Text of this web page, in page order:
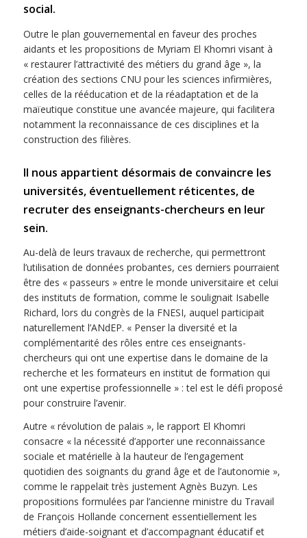
social.
Outre le plan gouvernemental en faveur des proches
aidants et les propositions de Myriam El Khomri visant à
« restaurer l’attractivité des métiers du grand âge », la
création des sections CNU pour les sciences infirmières,
celles de la rééducation et de la réadaptation et de la
maïeutique constitue une avancée majeure, qui facilitera
notamment la reconnaissance de ces disciplines et la
construction des filières.
Il nous appartient désormais de convaincre les
universités, éventuellement réticentes, de
recruter des enseignants-chercheurs en leur
sein.
Au-delà de leurs travaux de recherche, qui permettront
l’utilisation de données probantes, ces derniers pourraient
être des « passeurs » entre le monde universitaire et celui
des instituts de formation, comme le soulignait Isabelle
Richard, lors du congrès de la FNESI, auquel participait
naturellement l’ANdEP. « Penser la diversité et la
complémentarité des rôles entre ces enseignants-
chercheurs qui ont une expertise dans le domaine de la
recherche et les formateurs en institut de formation qui
ont une expertise professionnelle » : tel est le défi proposé
pour construire l’avenir.
Autre « révolution de palais », le rapport El Khomri
consacre « la nécessité d’apporter une reconnaissance
sociale et matérielle à la hauteur de l’engagement
quotidien des soignants du grand âge et de l’autonomie »,
comme le rappelait très justement Agnès Buzyn. Les
propositions formulées par l’ancienne ministre du Travail
de François Hollande concernent essentiellement les
métiers d’aide-soignant et d’accompagnant éducatif et